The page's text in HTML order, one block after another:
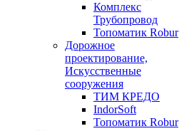
Комплекс
Трубопровод
Топоматик Robur
Дорожное
проектирование,
Искусственные
сооружения
ТИМ КРЕДО
IndorSoft
Топоматик Robur